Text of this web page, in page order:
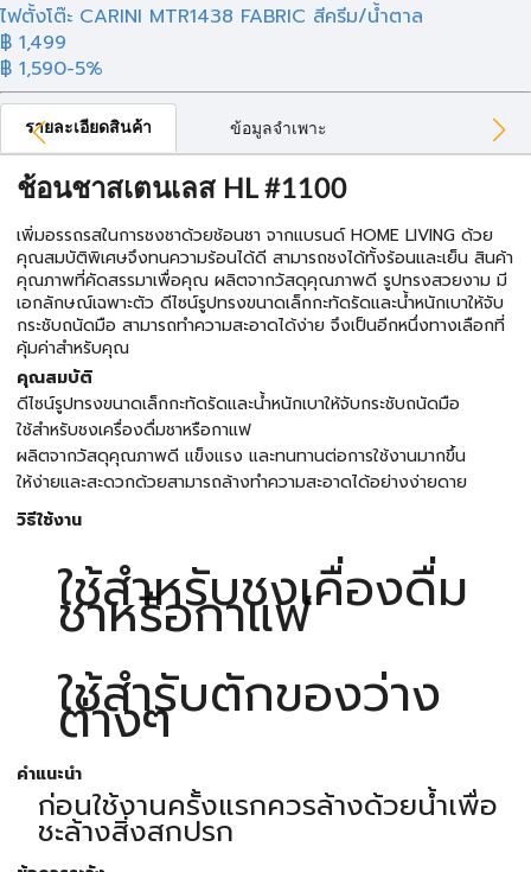
ไฟตั้งโต๊ะ CARINI MTR1438 FABRIC สีครีม/น้ำตาล
฿ 1,499
฿ 1,590-5%
รายละเอียดสินค้า ข้อมูลจำเพาะ
ช้อนชาสเตนเลส HL #1100
เพิ่มอรรถรสในการชงชาด้วยช้อนชา จากแบรนด์ HOME LIVING ด้วย
คุณสมบัติพิเศษจึงทนความร้อนได้ดี สามารถชงได้ทั้งร้อนและเย็น สินค้า
คุณภาพที่คัดสรรมาเพื่อคุณ ผลิตจากวัสดุคุณภาพดี รูปทรงสวยงาม มี
เอกลักษณ์เฉพาะตัว ดีไซน์รูปทรงขนาดเล็กกะทัดรัดและน้ำหนักเบาให้จับ
กระชับถนัดมือ สามารถทำความสะอาดได้ง่าย จึงเป็นอีกหนึ่งทางเลือกที่
คุ้มค่าสำหรับคุณ
คุณสมบัติ
ดีไซน์รูปทรงขนาดเล็กกะทัดรัดและน้ำหนักเบาให้จับกระชับถนัดมือ
ใช้สำหรับชงเครื่องดื่มชาหรือกาแฟ
ผลิตจากวัสดุคุณภาพดี แข็งแรง และทนทานต่อการใช้งานมากขึ้น
ให้ง่ายและสะดวกด้วยสามารถล้างทำความสะอาดได้อย่างง่ายดาย
วิธีใช้งาน
ใช้สำหรับชงเคื่องดื่ม
ชาหรือกาแฟ
ใช้สำรับตักของว่าง
ต่างๆ
คำแนะนำ
ก่อนใช้งานครั้งแรกควรล้างด้วยน้ำเพื่อ
ชะล้างสิ่งสกปรก